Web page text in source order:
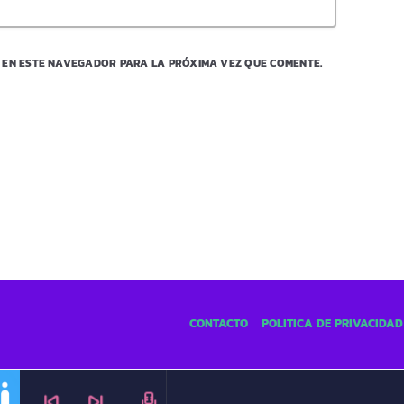
ESTE NAVEGADOR PARA LA PRÓXIMA VEZ QUE COMENTE.
CONTACTO POLÍTICA DE PRIVACIDAD